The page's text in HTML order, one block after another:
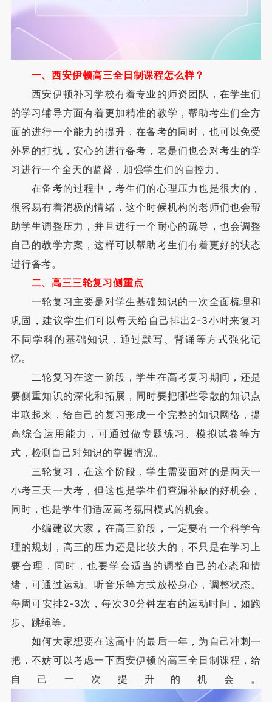
一、西安伊顿高三全日制课程怎么样？
西安伊顿补习学校有着专业的师资团队，在学生们
的学习辅导方面有着更加精准的教学，帮助考生们全方
面的进行一个能力的提升，在备考的同时，也可以免受
外界的打扰，安心的进行备考，老是们也会对考生的学
习进行一个全天的监督，加强学生们的自控力。
在备考的过程中，考生们的心理压力也是很大的，
很容易有着消极的情绪，这个时候机构的老师们也会帮
助学生调整压力，并且进行一个耐心的疏导，也会调整
自己的教学方案，这样可以帮助考生们有着更好的状态
进行备考。
二、高三三轮复习侧重点
一轮复习主要是对学生基础知识的一次全面梳理和
巩固，建议学生们可以每天给自己排出2-3小时来复习
不同学科的基础知识，通过默写、背诵等方式强化记
忆。
二轮复习在这一阶段，学生在高考复习期间，还是
要侧重知识的深化和拓展，同时要把哪些零散的知识点
串联起来，给自己的复习形成一个完整的知识网络，提
高综合运用能力，可通过做专题练习、模拟试卷等方
式，检测自己对知识的掌握情况。
三轮复习，在这个阶段，学生需要面对的是两天一
小考三天一大考，但这也是学生们查漏补缺的好机会，
同时，也是学生们适应高考氛围模式的机会。
小编建议大家，在高三阶段，一定要有一个科学合
理的规划，高三的压力还是比较大的，不只是在学习上
要合理，同时，也要学会适当的调整自己的心态和情
绪，可通过运动、听音乐等方式放松身心，调整状态。
每周可安排2-3次，每次30分钟左右的运动时间，如跑
步、跳绳等。
如何大家想要在这高中的最后一年，为自己冲刺一
把，不妨可以考虑一下西安伊顿的高三全日制课程，给
自己一次提升的机会。